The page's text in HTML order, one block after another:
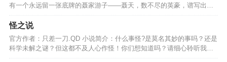
有一个永远留一张底牌的聂家游子——聂天，数不尽的英豪，谱写出传
奇的江湖英豪谱。。。…
怪之说
官方作者：只差一刀.QD 小说简介：什么事怪?是莫名其妙的事吗？还是
科学未解之谜？但这都不及人心作怪！你们想知道吗？请细心聆听我的
故事。故事就此开始！…